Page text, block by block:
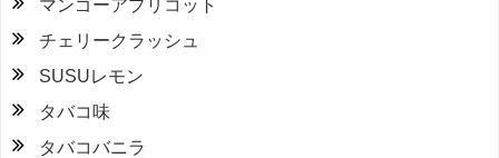
マンゴーアプリコット
チェリークラッシュ
SUSUレモン
タバコ味
タバコバニラ